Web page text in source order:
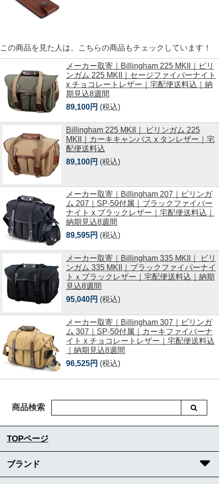
この商品を見た人は、こちらの商品もチェックしています！
メーカー取寄｜Billingham 225 MKII｜ビリ
ンガム 225 MKII｜セージファイバーナイト
x チョコレートレザー｜宅配便送料込｜納
期見込8週間
89,100円 (税込)
Billingham 225 MKII｜ ビリンガム 225
MKII｜カーキキャンバス x タンレザー｜宅
配便送料込
89,100円 (税込)
メーカー取寄｜Billingham 207｜ビリンガ
ム 207｜SP-50付属｜ブラックファイバー
ナイト x ブラックレザー｜宅配便送料込｜
納期見込8週間
89,595円 (税込)
メーカー取寄｜Billingham 335 MKII｜ ビリ
ンガム 335 MKII｜ブラックファイバーナイ
トｘブラックレザー｜宅配便送料込｜納期
見込8週間
95,040円 (税込)
メーカー取寄｜Billingham 307｜ビリンガ
ム 307｜SP-50付属｜カーキファイバーナ
イト x チョコレートレザー｜宅配便送料込
｜納期見込8週間
96,525円 (税込)
商品検索
TOPページ
ブランド